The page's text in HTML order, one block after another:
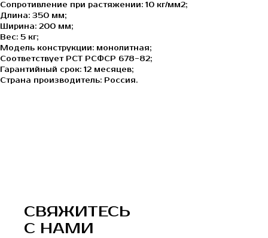
Сопротивление при растяжении: 10 кг/мм2;
Длина: 350 мм;
Ширина: 200 мм;
Вес: 5 кг;
Модель конструкции: монолитная;
Соответствует РСТ РСФСР 678-82;
Гарантийный срок: 12 месяцев;
Страна производитель: Россия.
СВЯЖИТЕСЬ
С НАМИ